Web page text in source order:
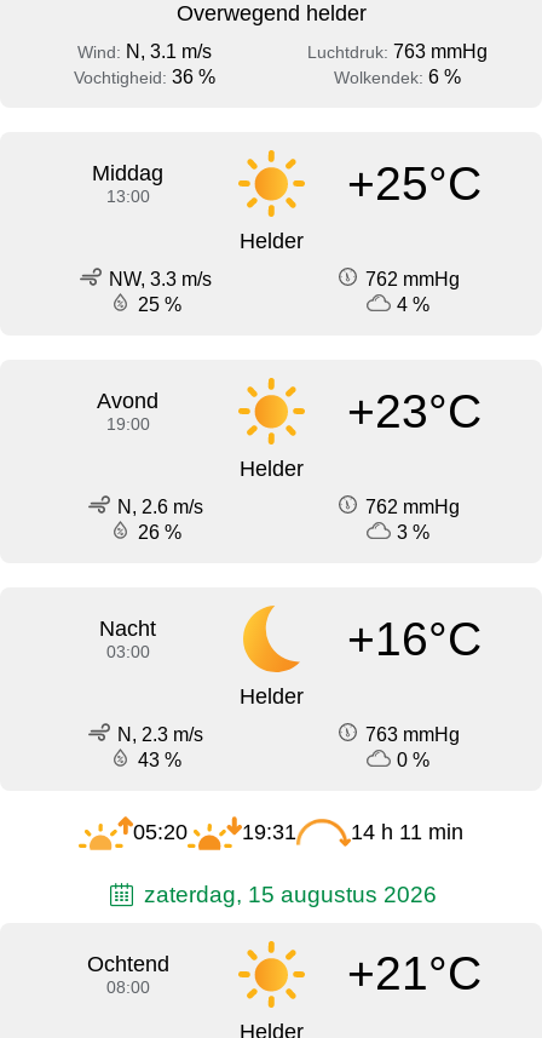
Overwegend helder
Wind: N, 3.1 m/s Luchtdruk: 763 mmHg
Vochtigheid: 36 % Wolkendek: 6 %
Middag
13:00 +25°C
Helder
NW, 3.3 m/s
762 mmHg
25 %
4 %
Avond
19:00 +23°C
Helder
N, 2.6 m/s
762 mmHg
26 %
3 %
Nacht
03:00 +16°C
Helder
N, 2.3 m/s
763 mmHg
43 %
0 %
05:20 19:31 14 h 11 min
zaterdag, 15 augustus 2026
Ochtend
08:00 +21°C
Helder